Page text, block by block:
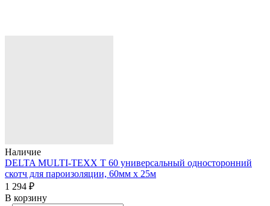
Наличие
DELTA MULTI-TEXX T 60 универсальный односторонний
скотч для пароизоляции, 60мм х 25м
1 294 ₽
В корзину